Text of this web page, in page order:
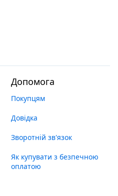
Допомога
Покупцям
Довідка
Зворотній зв'язок
Як купувати з безпечною
оплатою